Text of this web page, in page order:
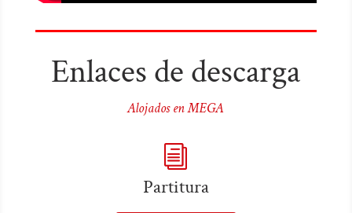
Enlaces de descarga
Alojados en MEGA
i
Partitura